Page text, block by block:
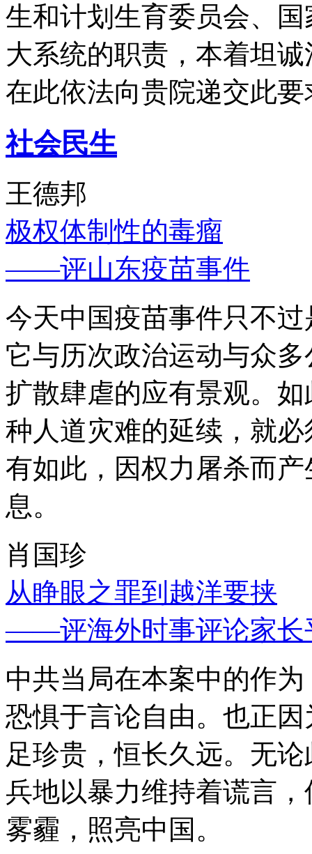
生和计划生育委员会、
大系统的职责，本着坦
在此依法向贵院递交此要
社会民生
王德邦
极权体制性的毒瘤
——评山东疫苗事件
今天中国疫苗事件只不
它与历次政治运动与众
扩散肆虐的应有景观。
种人道灾难的延续，就
有如此，因权力屠杀而
息。
肖国珍
从睁眼之罪到越洋要挟
——评海外时事评论家长
中共当局在本案中的作
恐惧于言论自由。也正
足珍贵，恒长久远。无
兵地以暴力维持着谎言
雾霾，照亮中国。